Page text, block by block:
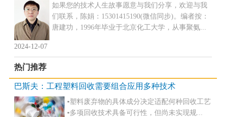
如果您的技术人生故事愿意与我们分享，欢迎与我
们联系，陈娟：15301415190(微信同步)。编者按：
唐建功，1996年毕业于北京化工大学，从事聚氨...
2024-12-07
热门推荐
巴斯夫：工程塑料回收需要组合应用多种技术
▪塑料废弃物的具体成分决定适配何种回收工艺
▪多项回收技术具备可行性，但尚未实现规...